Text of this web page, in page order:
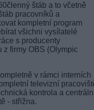
štáb a to včetně
pracovníků a
kompletní program
všichni vysílatelé
s producenty
firmy OBS (Olympic
v rámci interních
televizní
kontrola a
- střižna.